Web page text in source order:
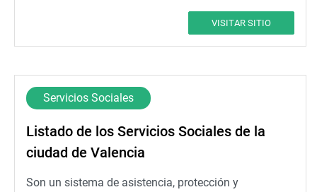
VISITAR SITIO
Servicios Sociales
Listado de los Servicios Sociales de la
ciudad de Valencia
Son un sistema de asistencia, protección y